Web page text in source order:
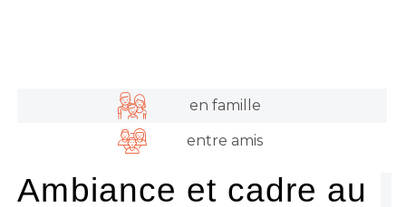
en famille
entre amis
Ambiance et cadre au